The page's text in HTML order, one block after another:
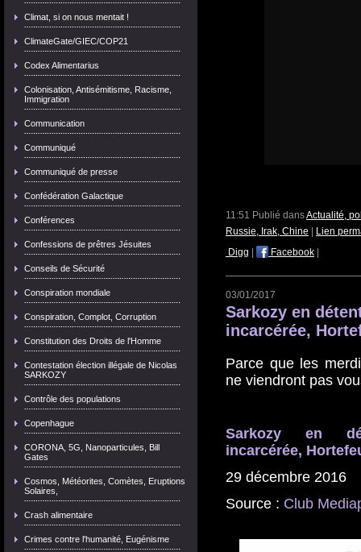
Climat, si on nous mentait !
ClimateGate/GIEC/COP21
Codex Alimentarius
Colonisation, Antisémitisme, Racisme,
Immigration
Communication
Communiqué
Communiqué de presse
Confédération Galactique
Conférences
Confessions de prêtres Jésuites
Conseils de Sécurité
Conspiration mondiale
Conspiration, Complot, Corruption
Constitution des Droits de l'Homme
Contestation élection illégale de Nicolas
SARKOZY
Contrôle des populations
Copenhague
CORONA, 5G, Nanoparticules, Bill
Gates
Cosmos, Météorites, Comètes, Eruptions
Solaires,
Crash alimentaire
Crimes contre l'humanité, Eugénisme
11:51 Publié dansActualité,
Russie, Irak, Chine
Lien
Digg
Facebook
03/01/2017
Sarkozy en
incarcérée,
Parce que les
ne viendront pas
Sarkozy en
incarcérée,
29 décembre 2016
Source : Club